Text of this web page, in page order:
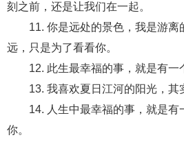
刻之前，还是让我们在一起。
11. 你是远处的景色，我是游离
远，只是为了看看你。
12. 此生最幸福的事，就是有一
13. 我喜欢夏日江河的阳光，其
14. 人生中最幸福的事，就是有
你。